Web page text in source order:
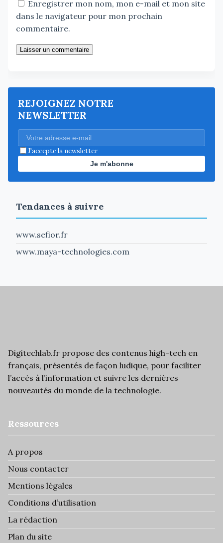
Enregistrer mon nom, mon e-mail et mon site
dans le navigateur pour mon prochain
commentaire.
Laisser un commentaire
REJOIGNEZ NOTRE
NEWSLETTER
J'accepte la newsletter
Je m'abonne
Tendances à suivre
www.sefior.fr
www.maya-technologies.com
Digitechlab.fr propose des contenus high-tech en
français, présentés de façon ludique, pour faciliter
l’accès à l’information et suivre les dernières
nouveautés du monde de la technologie.
Ressources
A propos
Nous contacter
Mentions légales
Conditions d’utilisation
La rédaction
Plan du site